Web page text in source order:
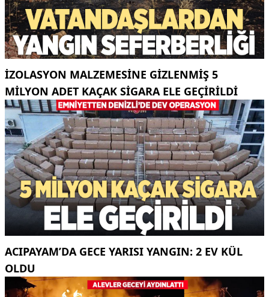
İZOLASYON MALZEMESINE GIZLENMIŞ 5
MILYON ADET KAÇAK SIGARA ELE GEÇIRILDI
ACIPAYAM’DA GECE YARISI YANGIN: 2 EV KÜL
OLDU